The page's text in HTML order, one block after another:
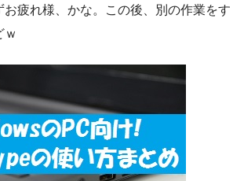
お疲れ様、かな。この後、別の作業をす
ｗ